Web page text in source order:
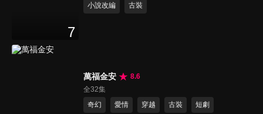
7
小說改編
古裝
萬福金安
8.6
全32集
奇幻
愛情 穿越 古裝 短劇